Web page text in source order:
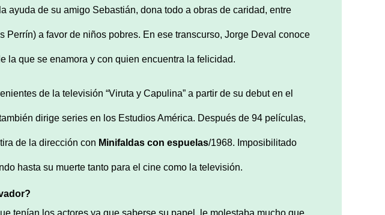
ayuda de su amigo Sebastián, dona todo a obras de caridad, entre
Perrín) a favor de niños pobres. En ese transcurso, Jorge Deval conoce
la que se enamora y con quien encuentra la felicidad.
de la televisión “Viruta y Capulina” a partir de su debut en el
dirige series en los Estudios América. Después de 94 películas,
de la dirección con Minifaldas con espuelas/1968. Imposibilitado
hasta su muerte tanto para el cine como la televisión.
tenían los actores ya que saberse su papel, le molestaba mucho que